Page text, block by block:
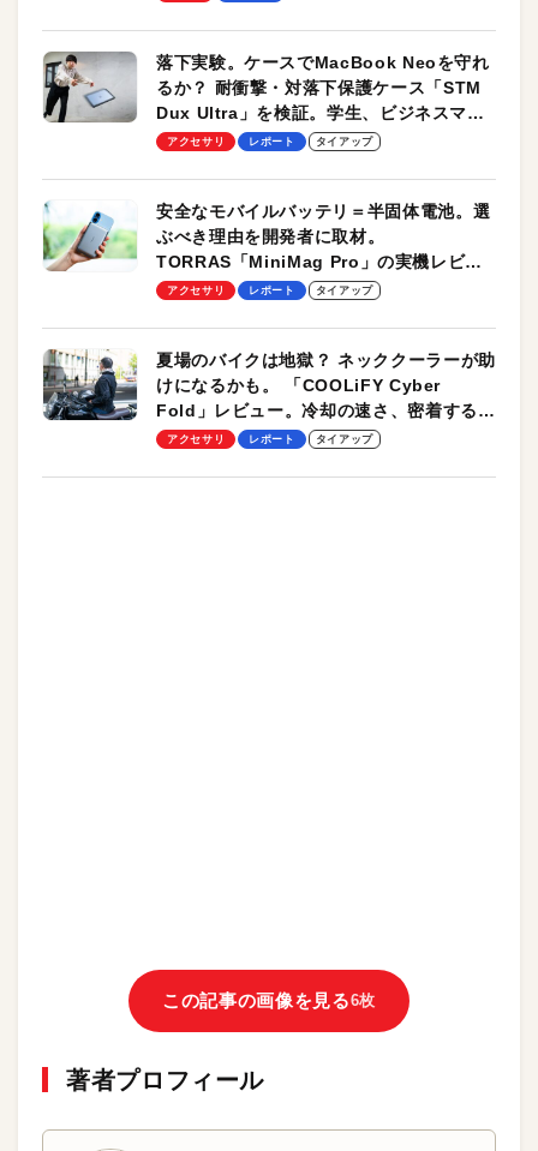
落下実験。ケースでMacBook Neoを守れ
るか？ 耐衝撃・対落下保護ケース「STM
Dux Ultra」を検証。学生、ビジネスマン
のモバイルユースに最適！
アクセサリ レポート タイアップ
安全なモバイルバッテリ＝半固体電池。選
ぶべき理由を開発者に取材。
TORRAS「MiniMag Pro」の実機レビュ
ーも
アクセサリ レポート タイアップ
夏場のバイクは地獄？ ネッククーラーが助
けになるかも。 「COOLiFY Cyber
Fold」レビュー。冷却の速さ、密着する冷
却プレート、シンプルな操作性がグッド！
アクセサリ レポート タイアップ
この記事の画像を見る6枚
著者プロフィール